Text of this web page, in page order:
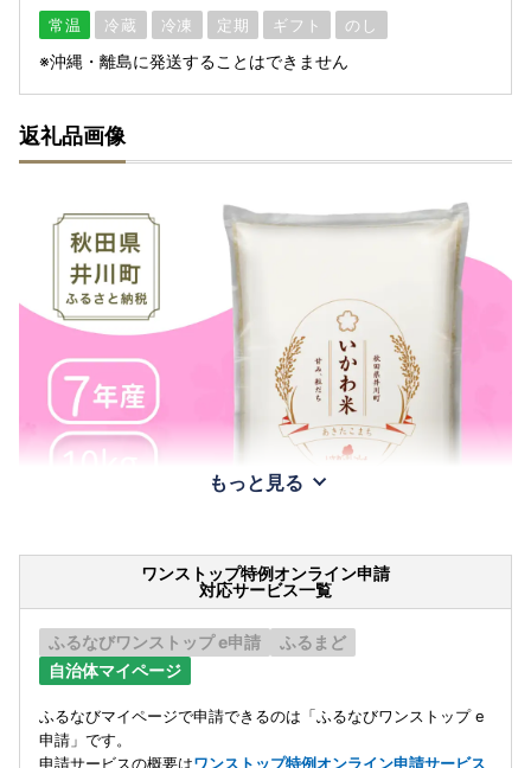
常温 冷蔵 冷凍 定期 ギフト のし
※沖縄・離島に発送することはできません
返礼品画像
もっと見る
ワンストップ特例オンライン申請
対応サービス一覧
ふるなびワンストップ e申請
ふるまど
自治体マイページ
ふるなびマイページで申請できるのは「ふるなびワンストップ e
申請」です。
申請サービスの概要はワンストップ特例オンライン申請サービス